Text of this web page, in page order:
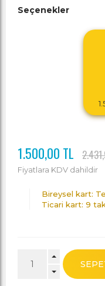
Seçenekler
1.500,00 TL
Fiyatlara KDV dahildir
Bireysel kart:
Ticari kart: 9